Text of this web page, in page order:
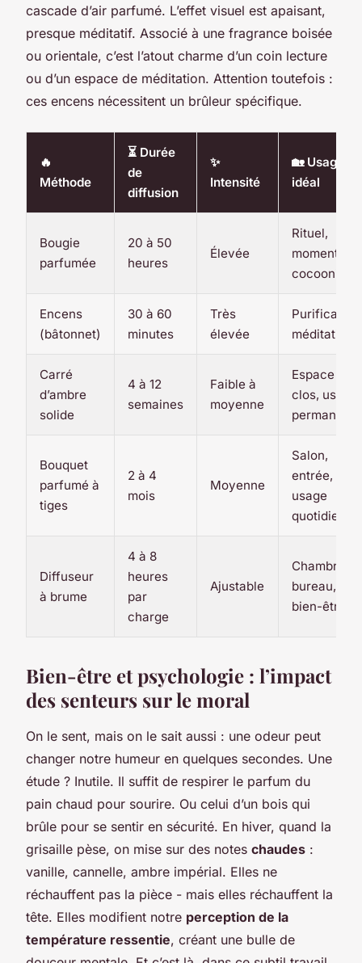
cascade d’air parfumé. L’effet visuel est apaisant,
presque méditatif. Associé à une fragrance boisée
ou orientale, c’est l’atout charme d’un coin lecture
ou d’un espace de méditation. Attention toutefois :
ces encens nécessitent un brûleur spécifique.
🔥
Méthode
⏳ Durée
de
diffusion
✨
Intensité
🏡 Usage
idéal
Bougie
parfumée
20 à 50
heures
Élevée
Rituel,
moment
cocooning
Encens
(bâtonnet)
30 à 60
minutes
Très
élevée
Purification,
méditation
Carré
d’ambre
solide
4 à 12
semaines
Faible à
moyenne
Espace
clos, usage
permanent
Bouquet
parfumé à
tiges
2 à 4
mois
Moyenne
Salon,
entrée,
usage
quotidien
Diffuseur
à brume
4 à 8
heures
par
charge
Ajustable
Chambre,
bureau,
bien-être
Bien-être et psychologie : l’impact
des senteurs sur le moral
On le sent, mais on le sait aussi : une odeur peut
changer notre humeur en quelques secondes. Une
étude ? Inutile. Il suffit de respirer le parfum du
pain chaud pour sourire. Ou celui d’un bois qui
brûle pour se sentir en sécurité. En hiver, quand la
grisaille pèse, on mise sur des notes chaudes :
vanille, cannelle, ambre impérial. Elles ne
réchauffent pas la pièce - mais elles réchauffent la
tête. Elles modifient notre perception de la
température ressentie, créant une bulle de